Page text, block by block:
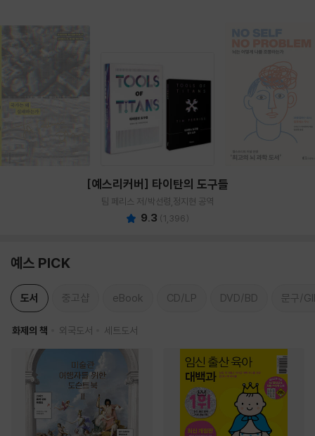
[예스리커버] 타이탄의 도구들
팀 페리스 저/박선령,정지현 공역
9.3 (1,396)
예스 PICK
도서 중고샵 eBook CD/LP DVD/BD 문구/
화제의 책 외국도서 세트도서